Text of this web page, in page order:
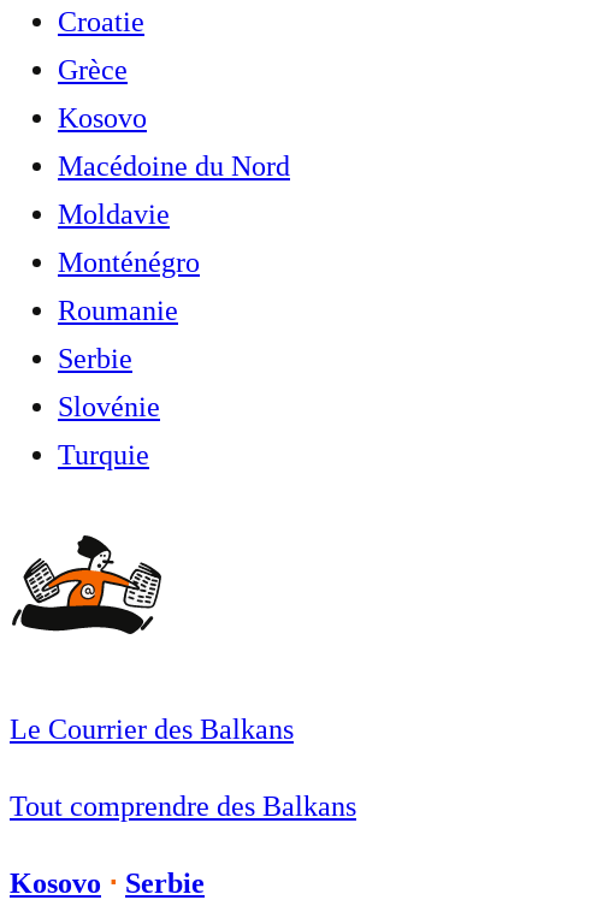
Croatie
Grèce
Kosovo
Macédoine du Nord
Moldavie
Monténégro
Roumanie
Serbie
Slovénie
Turquie
Le Courrier des Balkans
Tout comprendre des Balkans
Kosovo ⋅ Serbie